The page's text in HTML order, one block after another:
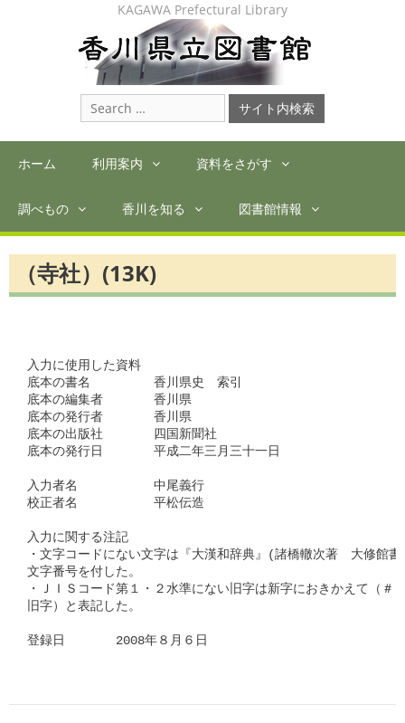
KAGAWA Prefectural Library
Search
for:
ホーム 利用案内 資料をさがす
調べもの 香川を知る 図書館情報
（寺社）(13K)
入力に使用した資料
底本の書名　　　　　香川県史　索引
底本の編集者　　　　香川県
底本の発行者　　　　香川県
底本の出版社　　　　四国新聞社
底本の発行日　　　　平成二年三月三十一日
入力者名　　　　　　中尾義行
校正者名　　　　　　平松伝造
入力に関する注記
・文字コードにない文字は『大漢和辞典』(諸橋轍次著　大修館
文字番号を付した。
・ＪＩＳコード第１・２水準にない旧字は新字におきかえて（＃
旧字）と表記した。
登録日　　　　2008年８月６日